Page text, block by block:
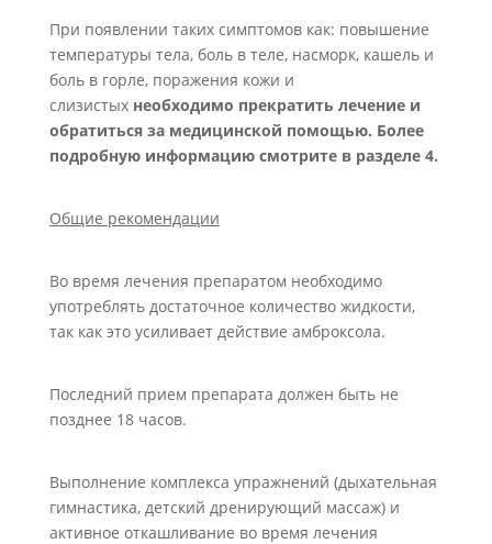
При появлении таких симптомов как: повышение
температуры тела, боль в теле, насморк, кашель и
боль в горле, поражения кожи и
слизистых необходимо прекратить лечение и
обратиться за медицинской помощью. Более
подробную информацию смотрите в разделе 4.
Общие рекомендации
Во время лечения препаратом необходимо
употреблять достаточное количество жидкости,
так как это усиливает действие амброксола.
Последний прием препарата должен быть не
позднее 18 часов.
Выполнение комплекса упражнений (дыхательная
гимнастика, детский дренирующий массаж) и
активное откашливание во время лечения